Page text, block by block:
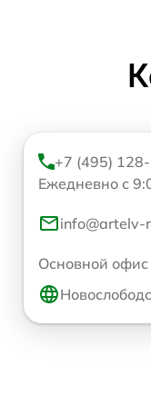
+7 (495)
Ежедневно с
info@artelv-
Основной офис